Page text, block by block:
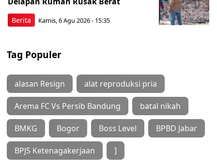
Berita Kamis, 6 Agu 2026 - 15:35
Tag Populer
alasan Resign alat reproduksi pria
Arema FC Vs Persib Bandung batal nikah
BMKG Bogor Boss Level BPBD Jabar
BPJS Ketenagakerjaan ]